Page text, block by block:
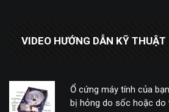
VIDEO HƯỚNG DẪN KỸ THUẬT
Ổ cứng máy tính của
bị hỏng do sốc hoặc do